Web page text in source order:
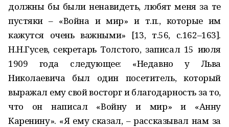
должны бы были ненавидеть, любят меня за те
пустяки – «Война и мир» и т.п., которые им
кажутся очень важными» [13, т.56, с.162–163].
Н.Н.Гусев, секретарь Толстого, записал 15 июля
1909 года следующее: «Недавно у Льва
Николаевича был один посетитель, который
выражал ему свой восторг и благодарность за то,
что он написал «Войну и мир» и «Анну
Каренину». «Я ему сказал, – рассказывал нам за